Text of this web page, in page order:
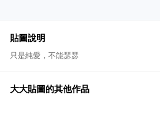
貼圖說明
只是純愛，不能瑟瑟
大大貼圖的其他作品